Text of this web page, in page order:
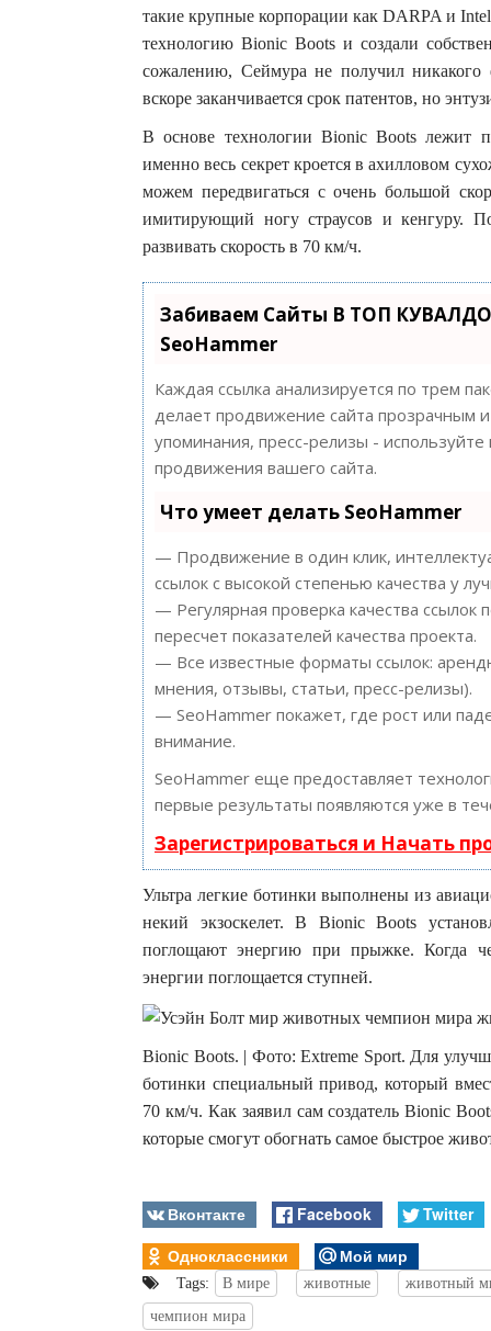
такие крупные корпорации как DARPA и
технологию Bionic Boots и создали
сожалению, Сеймура не получил никакого
вскоре заканчивается срок патентов, но
В основе технологии Bionic Boots лежит
именно весь секрет кроется в ахилловом
можем передвигаться с очень большой
имитирующий ногу страусов и кенгуру.
развивать скорость в 70 км/ч.
Забиваем Сайты В ТОП
SeoHammer
Каждая ссылка анализируется по трем
делает продвижение сайта прозрачным
упоминания, пресс-релизы -
продвижения вашего сайта.
Что умеет делать SeoHammer
— Продвижение в один клик,
ссылок с высокой степенью качества у
— Регулярная проверка качества
пересчет показателей качества проекта.
— Все известные форматы ссылок:
мнения, отзывы, статьи, пресс-релизы).
— SeoHammer покажет, где рост или
внимание.
SeoHammer еще предоставляет
первые результаты появляются уже в
Зарегистрироваться и Начать
Ультра легкие ботинки выполнены из
некий экзоскелет. В Bionic Boots
поглощают энергию при прыжке. Когда
энергии поглощается ступней.
Bionic Boots. | Фото: Extreme Sport. Для
ботинки специальный привод, который
70 км/ч. Как заявил сам создатель Bionic
которые смогут обогнать самое быстрое
Вконтакте Facebook
Twitter
Одноклассники
Мой мир
Tags: В мире животные
животный
чемпион мира